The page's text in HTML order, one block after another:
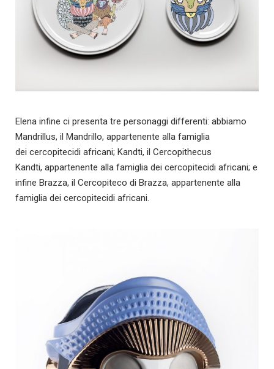
Elena infine ci presenta tre personaggi differenti: abbiamo
Mandrillus, il Mandrillo, appartenente alla famiglia
dei cercopitecidi africani; Kandti, il Cercopithecus
Kandti, appartenente alla famiglia dei cercopitecidi africani; e
infine Brazza, il Cercopiteco di Brazza, appartenente alla
famiglia dei cercopitecidi africani.